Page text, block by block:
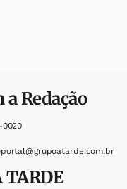
a Redação
0020
TARDE